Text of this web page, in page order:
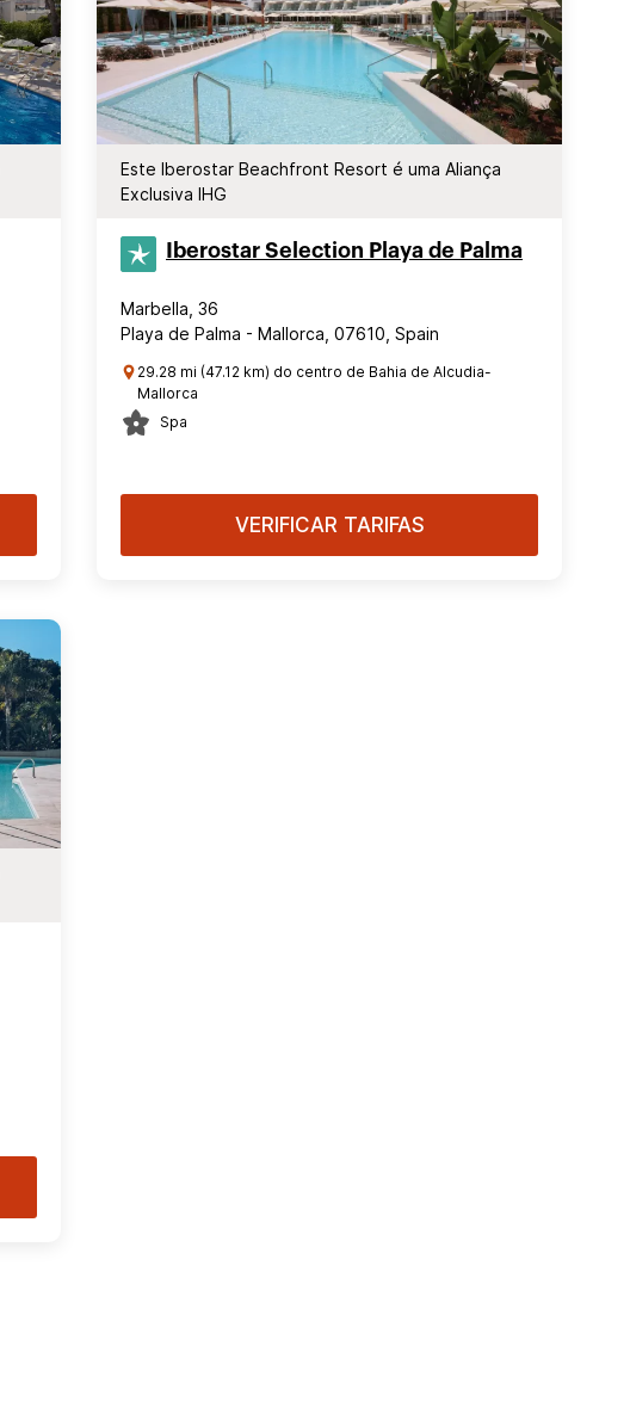
Este Iberostar Beachfront Resort é uma Aliança
Exclusiva IHG
Iberostar Selection​ Playa de Palma
Marbella, 36
Playa de Palma - Mallorca, 07610, Spain
29.28 mi (47.12 km) do centro de Bahia de Alcudia-
Mallorca
Spa
VERIFICAR TARIFAS